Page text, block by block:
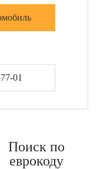
01
Поиск по
еврокоду